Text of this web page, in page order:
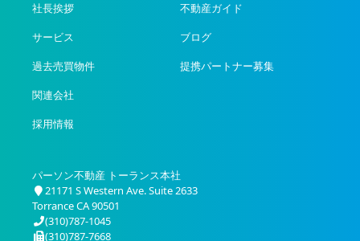
社長挨拶
サービス
過去売買物件
関連会社
採用情報
不動産ガイド
ブログ
提携パートナー募集
パーソン不動産 トーランス本社
21171 S Western Ave. Suite 2633
Torrance CA 90501
(310)787-1045
(310)787-7668